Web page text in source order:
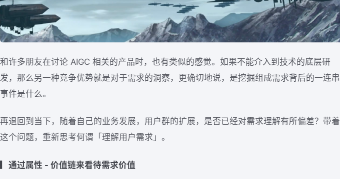
和许多朋友在讨论 AIGC 相关的产品时，也有类似的感觉。如果不能介入到技术的底层研
发，那么另一种竞争优势就是对于需求的洞察，更确切地说，是挖掘组成需求背后的一连串
事件是什么。
再退回到当下，随着自己的业务发展，用户群的扩展，是否已经对需求理解有所偏差？带着
这个问题，重新思考何谓「理解用户需求」。
▎通过属性 - 价值链来看待需求价值